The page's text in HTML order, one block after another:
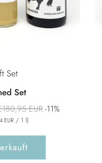
Set
Set
EUR -11%
EUR / 1 l)